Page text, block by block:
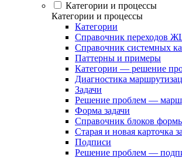
Категории и процессы
Категории и процессы
Категории
Справочник переходов
Справочник системных
Паттерны и примеры
Категории — решение
Диагностика
Задачи
Решение проблем —
Форма задачи
Справочник блоков
Старая и новая карточка
Подписи
Решение проблем —